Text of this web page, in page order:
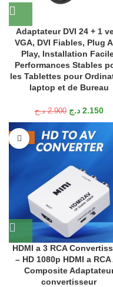
Adaptateur DVI 24 + 1
VGA, DVI Fiables, Plug
Play, Installation
Performances Stables
les Tablettes pour
laptop et de Bureau
2.900 د.ج 2.150 د.ج
-35%
HDMI a 3 RCA
– HD 1080p HDMI a RCA
Composite
convertisseur